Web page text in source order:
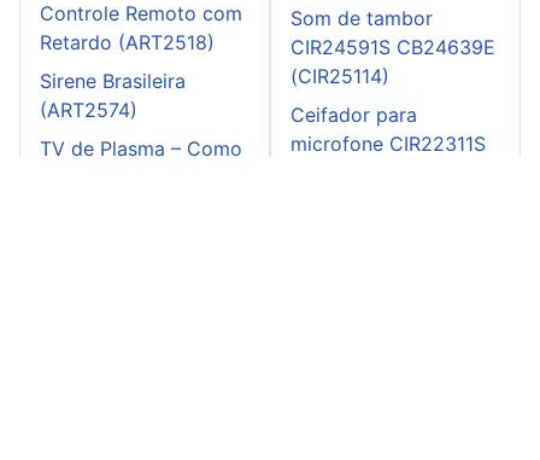
Controle Remoto com
Retardo (ART2518)
Sirene Brasileira
(ART2574)
TV de Plasma – Como
Som de tambor
CIR24591S CB24639E
(CIR25114)
Ceifador para
microfone CIR22311S